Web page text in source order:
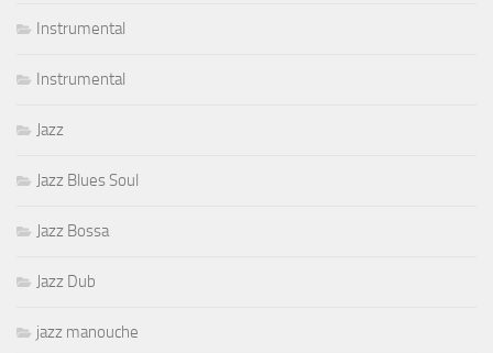
Instrumental
Instrumental
Jazz
Jazz Blues Soul
Jazz Bossa
Jazz Dub
jazz manouche